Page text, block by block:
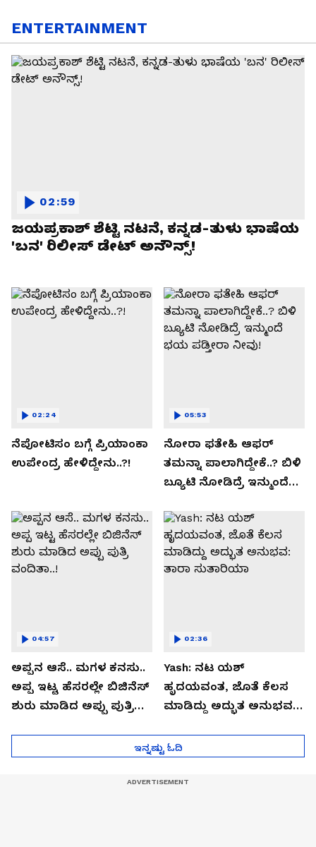
ENTERTAINMENT
ಜಯಪ್ರಕಾಶ್ ಶೆಟ್ಟಿ ನಟನೆ, ಕನ್ನಡ-ತುಳು ಭಾಷೆಯ
'ಬನ' ರಿಲೀಸ್ ಡೇಟ್ ಅನೌನ್ಸ್!
02:59
ನೆಪೋಟಿಸಂ ಬಗ್ಗೆ ಪ್ರಿಯಾಂಕಾ
ಉಪೇಂದ್ರ ಹೇಳಿದ್ದೇನು..?!
02:24
ನೋರಾ ಫತೇಹಿ ಆಫರ್​
ತಮನ್ನಾ ಪಾಲಾಗಿದ್ದೇಕೆ..? ಬಿಳಿ
ಬ್ಯೂಟಿ ನೋಡಿದ್ರೆ ಇನ್ಮುಂದೆ
05:53
ಅಪ್ಪನ ಆಸೆ.. ಮಗಳ ಕನಸು..
ಅಪ್ಪ ಇಟ್ಟ ಹೆಸರಲ್ಲೇ ಬಿಜಿನೆಸ್​
ಶುರು ಮಾಡಿದ ಅಪ್ಪು ಪುತ್ರಿ
04:57
Yash: ನಟ ಯಶ್​
ಹೃದಯವಂತ, ಜೊತೆ ಕೆಲಸ
ಮಾಡಿದ್ದು ಅದ್ಭುತ ಅನುಭವ:
02:36
ಇನ್ನಷ್ಟು ಓದಿ